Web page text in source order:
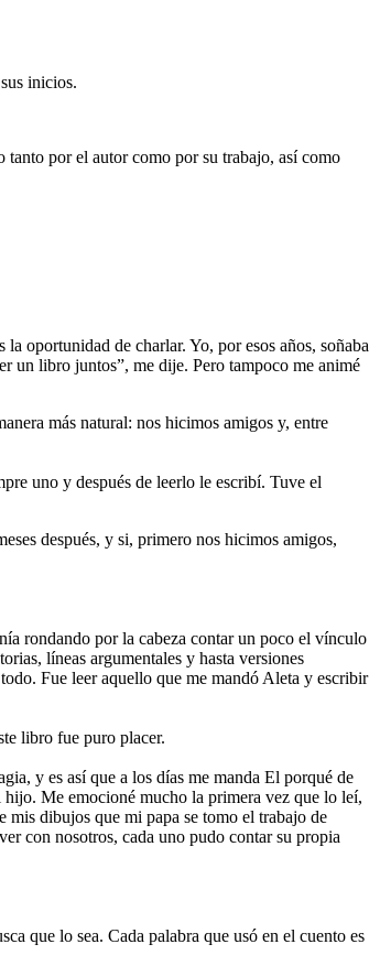
inicios.
tanto por el autor como por su trabajo, así como
la oportunidad de charlar. Yo, por esos años, soñaba
un libro juntos”, me dije. Pero tampoco me animé
más natural: nos hicimos amigos y, entre
uno y después de leerlo le escribí. Tuve el
después, y si, primero nos hicimos amigos,
rondando por la cabeza contar un poco el vínculo
líneas argumentales y hasta versiones
Fue leer aquello que me mandó Aleta y escribir
libro fue puro placer.
y es así que a los días me manda El porqué de
Me emocioné mucho la primera vez que lo leí,
mis dibujos que mi papa se tomo el trabajo de
con nosotros, cada uno pudo contar su propia
que lo sea. Cada palabra que usó en el cuento es